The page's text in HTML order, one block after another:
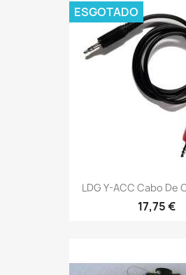
LDG Y-ACC Cabo De
17,75 €
ESGOTADO